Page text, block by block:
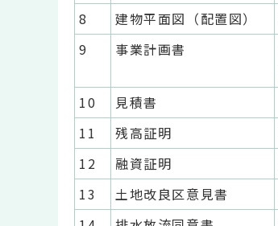
8
建物平面図（配置図）
9
事業計画書
10
見積書
11
残高証明
12
融資証明
13
土地改良区意見書